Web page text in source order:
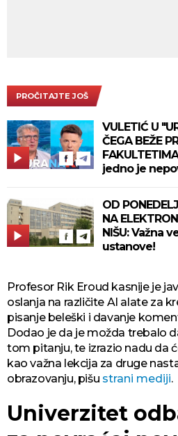
PROČITAJTE JOŠ
VULETIĆ U
ČEGA BEŽE
jedno je
OD
NA
NIŠU: Važna
ustanove!
Profesor Rik Eroud kasnije je
oslanja na različite AI alate za
pisanje beleški i davanje
Dodao je da je možda trebalo
tom pitanju, te izrazio nadu da
kao važna lekcija za druge
obrazovanju, pišu strani mediji.
Univerzitet